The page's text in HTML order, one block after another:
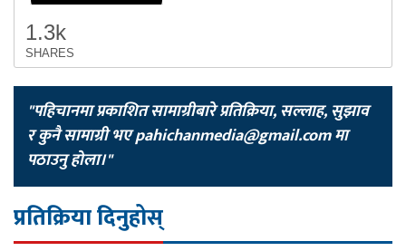
1.3k
SHARES
"पहिचानमा प्रकाशित सामाग्रीबारे प्रतिक्रिया, सल्लाह, सुझाव
र कुनै सामाग्री भएpahichanmedia@gmail.comमा
पठाउनु होला।"
प्रतिक्रिया दिनुहोस्